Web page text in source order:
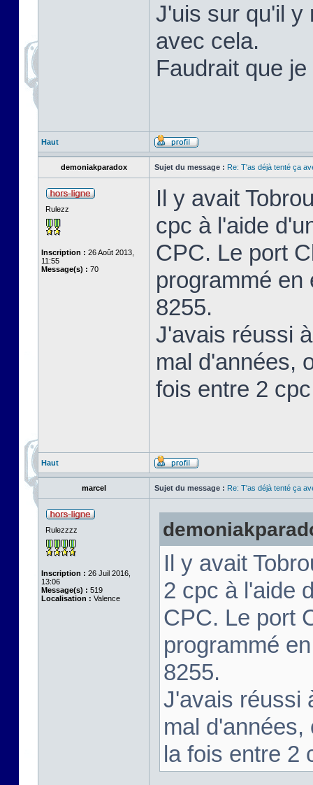
J'uis sur qu'il y
avec cela.
Faudrait que
Haut
demoniakparadox Sujet du message : Re: T'as déjà tenté ça
Rulezz
Inscription : 26 Août 2013,
11:55
Message(s) : 70
Il y avait
cpc à l'aide
CPC. Le port
programmé en
8255.
J'avais réussi
mal d'années,
fois entre 2
Haut
marcel Sujet du message : Re: T'as déjà tenté ça
Rulezzzz
Inscription : 26 Juil 2016,
13:06
Message(s) : 519
Localisation : Valence
Il y avait
2 cpc à l'aide
CPC. Le port
programmé
8255.
J'avais réussi
mal
la fois entre 2